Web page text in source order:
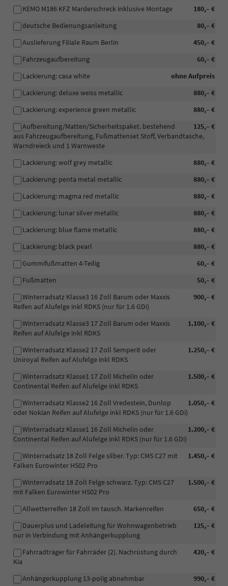
180,– €
KEMO M186 KFZ Marderschreck inklusive Montage
80,– €
deutsche Bedienungsanleitung
450,– €
Auslieferung Filiale Raum Berlin
60,– €
Fahrzeugaufbereitung
ohne Aufpreis
Lackierung: casa white
880,– €
Lackierung: deluxe weiss metallic
880,– €
Lackierung: experience green metallic
125,– €
Aufbereitung/Matten/Sicherheitspaket. bestehend
aus Fahrzeugaufbereitung, Fußmattenset Stoff, Verbandtasche,
Warndreieck und 1 Warnweste
880,– €
Lackierung: wolf grey metallic
880,– €
Lackierung: penta metal metallic
880,– €
Lackierung: magma red metallic
880,– €
Lackierung: lunar silver metallic
880,– €
Lackierung: blue flame metallic
880,– €
Lackierung: black pearl
60,– €
Gummifußmatten 4-Teilig
50,– €
Fußmatten
900,– €
Winterradsatz Klasse3 16 Zoll Barum oder Maxxis
Reifen auf Alufelge inkl RDKS (nur für 1.6 GDi)
1.100,– €
Winterradsatz Klasse3 17 Zoll Barum oder Maxxis
Reifen auf Alufelge inkl RDKS
1.250,– €
Winterradsatz Klasse2 17 Zoll Semperit oder
Uniroyal Reifen auf Alufelge inkl RDKS
1.500,– €
Winterradsatz Klasse1 17 Zoll Michelin oder
Continental Reifen auf Alufelge inkl RDKS
1.050,– €
Winterradsatz Klasse2 16 Zoll Vredestein, Dunlop
oder Nokian Reifen auf Alufelge inkl RDKS (nur für 1.6 GDi)
1.200,– €
Winterradsatz Klasse1 16 Zoll Michelin oder
Continental Reifen auf Alufelge inkl RDKS (nur für 1.6 GDi)
1.450,– €
Winterradsatz 18 Zoll Felge silber. Typ: CMS C27 mit
Falken Eurowinter HS02 Pro
1.500,– €
Winterradsatz 18 Zoll Felge schwarz. Typ: CMS C27
mit Falken Eurowinter HS02 Pro
650,– €
Allwetterreifen 18 Zoll im tausch. Markenreifen
125,– €
Dauerplus und Ladeleitung für Wohnwagenbetrieb
nur in Verbindung mit Anhängerkupplung
420,– €
Fahrradträger für Fahrräder (2). Nachrüstung durch
Kia
990,– €
Anhängerkupplung 13-polig abnehmbar